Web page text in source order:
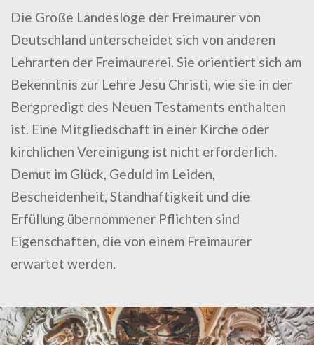
Die Große Landesloge der Freimaurer von
Deutschland unterscheidet sich von anderen
Lehrarten der Freimaurerei. Sie orientiert sich am
Bekenntnis zur Lehre Jesu Christi, wie sie in der
Bergpredigt des Neuen Testaments enthalten
ist. Eine Mitgliedschaft in einer Kirche oder
kirchlichen Vereinigung ist nicht erforderlich.
Demut im Glück, Geduld im Leiden,
Bescheidenheit, Standhaftigkeit und die
Erfüllung übernommener Pflichten sind
Eigenschaften, die von einem Freimaurer
erwartet werden.